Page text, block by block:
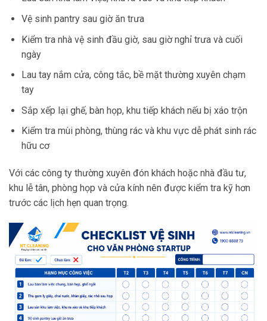
Vệ sinh pantry sau giờ ăn trưa
Kiểm tra nhà vệ sinh đầu giờ, sau giờ nghỉ trưa và cuối
ngày
Lau tay nắm cửa, công tắc, bề mặt thường xuyên chạm
tay
Sắp xếp lại ghế, bàn họp, khu tiếp khách nếu bị xáo trộn
Kiểm tra mùi phòng, thùng rác và khu vực dễ phát sinh rác
hữu cơ
Với các công ty thường xuyên đón khách hoặc nhà đầu tư,
khu lễ tân, phòng họp và cửa kính nên được kiểm tra kỹ hơn
trước các lịch hẹn quan trọng.